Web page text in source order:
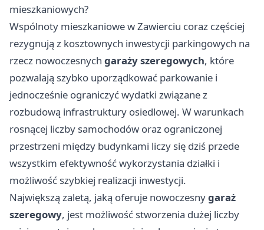
mieszkaniowych?
Wspólnoty mieszkaniowe w Zawierciu coraz częściej
rezygnują z kosztownych inwestycji parkingowych na
rzecz nowoczesnych garaży szeregowych, które
pozwalają szybko uporządkować parkowanie i
jednocześnie ograniczyć wydatki związane z
rozbudową infrastruktury osiedlowej. W warunkach
rosnącej liczby samochodów oraz ograniczonej
przestrzeni między budynkami liczy się dziś przede
wszystkim efektywność wykorzystania działki i
możliwość szybkiej realizacji inwestycji.
Największą zaletą, jaką oferuje nowoczesnygaraż
szeregowy, jest możliwość stworzenia dużej liczby